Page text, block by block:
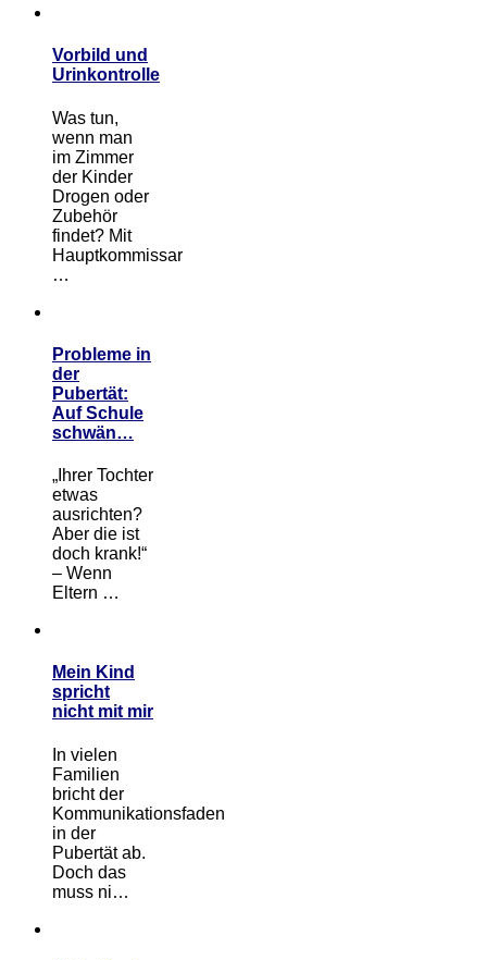
Vorbild und
Urinkontrolle
Was tun,
wenn man
im Zimmer
der Kinder
Drogen oder
Zubehör
findet? Mit
Hauptkommissar
…
Probleme in
der
Pubertät:
Auf Schule
schwän…
„Ihrer Tochter
etwas
ausrichten?
Aber die ist
doch krank!“
– Wenn
Eltern …
Mein Kind
spricht
nicht mit mir
In vielen
Familien
bricht der
Kommunikationsfaden
in der
Pubertät ab.
Doch das
muss ni…